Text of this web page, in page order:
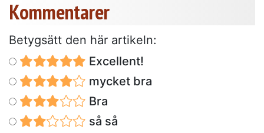
Kommentarer
Betygsätt den här artikeln:
Excellent!
mycket bra
Bra
så så